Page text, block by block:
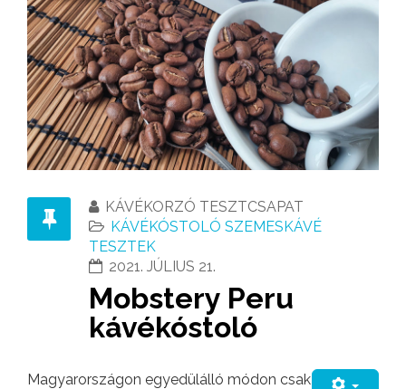
KÁVÉKORZÓ TESZTCSAPAT
KÁVÉKÓSTOLÓ SZEMESKÁVÉ
TESZTEK
2021. JÚLIUS 21.
Mobstery Peru
kávékóstoló
Magyarországon egyedülálló módon csak